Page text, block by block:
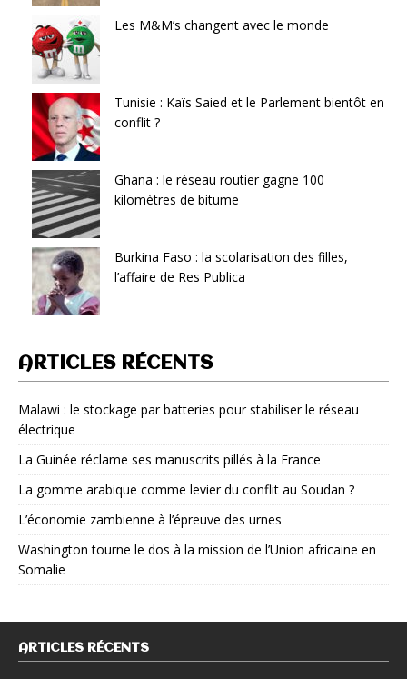
Les M&M’s changent avec le monde
Tunisie : Kaïs Saied et le Parlement bientôt en
conflit ?
Ghana : le réseau routier gagne 100
kilomètres de bitume
Burkina Faso : la scolarisation des filles,
l’affaire de Res Publica
ARTICLES RÉCENTS
Malawi : le stockage par batteries pour stabiliser le réseau
électrique
La Guinée réclame ses manuscrits pillés à la France
La gomme arabique comme levier du conflit au Soudan ?
L’économie zambienne à l’épreuve des urnes
Washington tourne le dos à la mission de l’Union africaine en
Somalie
ARTICLES RÉCENTS